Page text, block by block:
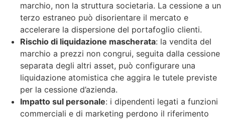
marchio, non la struttura societaria. La cessione a un
terzo estraneo può disorientare il mercato e
accelerare la dispersione del portafoglio clienti.
Rischio di liquidazione mascherata: la vendita del
marchio a prezzi non congrui, seguita dalla cessione
separata degli altri asset, può configurare una
liquidazione atomistica che aggira le tutele previste
per la cessione d’azienda.
Impatto sul personale: i dipendenti legati a funzioni
commerciali e di marketing perdono il riferimento